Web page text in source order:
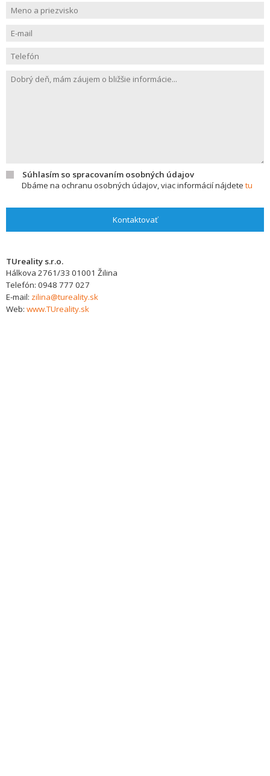
Súhlasím so spracovaním osobných údajov
Dbáme na ochranu osobných údajov, viac informácií nájdete tu
Kontaktovať
TUreality s.r.o.
Hálkova 2761/33 01001 Žilina
Telefón: 0948 777 027
E-mail: zilina@tureality.sk
Web: www.TUreality.sk